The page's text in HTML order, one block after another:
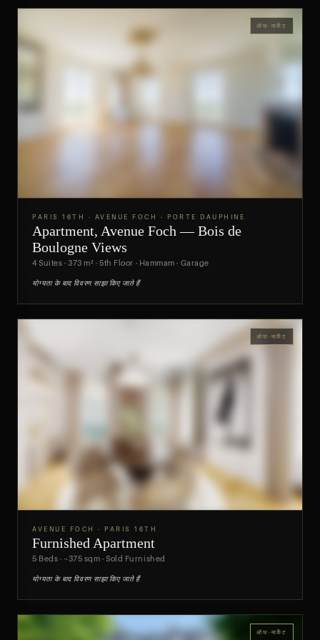
पूर्वावलोकन
ऑफ-मार्केट
PARIS 16TH · AVENUE FOCH · PORTE DAUPHINE
Apartment, Avenue Foch — Bois de
Boulogne Views
4 Suites · 373 m² · 5th Floor · Hammam · Garage
योग्यता के बाद विवरण साझा किए जाते हैं
पूर्वावलोकन
ऑफ-मार्केट
AVENUE FOCH · PARIS 16TH
Furnished Apartment
5 Beds · ~375 sqm · Sold Furnished
योग्यता के बाद विवरण साझा किए जाते हैं
ऑफ-मार्केट